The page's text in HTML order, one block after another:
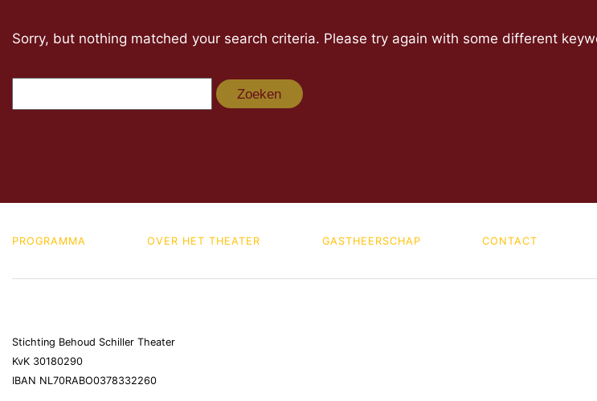
Sorry, but nothing matched your search criteria. Please try again with some different
naar:
PROGRAMMA OVER HET THEATER GASTHEERSCHAP CONTACT
Stichting Behoud Schiller Theater
KvK 30180290
IBAN NL70RABO0378332260